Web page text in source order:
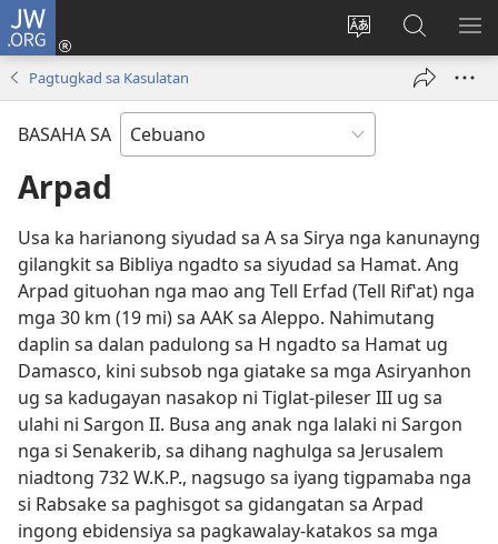
JW.ORG
Ilisi
pinulongan
sa
site
Log
ug
Pangitaa
sa
JW.ORG
Pagtugkad sa Kasulatan
BASAHA SA
Arpad
Usa ka harianong siyudad sa A sa Sirya nga kanunayng
gilangkit sa Bibliya ngadto sa siyudad sa Hamat. Ang
Arpad gituohan nga mao ang Tell Erfad (Tell Rifʽat) nga
mga 30 km (19 mi) sa AAK sa Aleppo. Nahimutang
daplin sa dalan padulong sa H ngadto sa Hamat ug
Damasco, kini subsob nga giatake sa mga Asiryanhon
ug sa kadugayan nasakop ni Tiglat-pileser III ug sa
ulahi ni Sargon II. Busa ang anak nga lalaki ni Sargon
nga si Senakerib, sa dihang naghulga sa Jerusalem
niadtong 732 W.K.P., nagsugo sa iyang tigpamaba nga
si Rabsake sa paghisgot sa gidangatan sa Arpad
ingong ebidensiya sa pagkawalay-katakos sa mga